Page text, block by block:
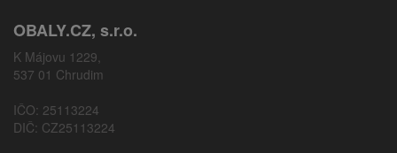
OBALY.CZ, s.r.o.
K Májovu 1229,
537 01 Chrudim
IČO: 25113224
DIČ: CZ25113224